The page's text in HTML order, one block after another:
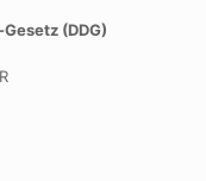
(DDG)